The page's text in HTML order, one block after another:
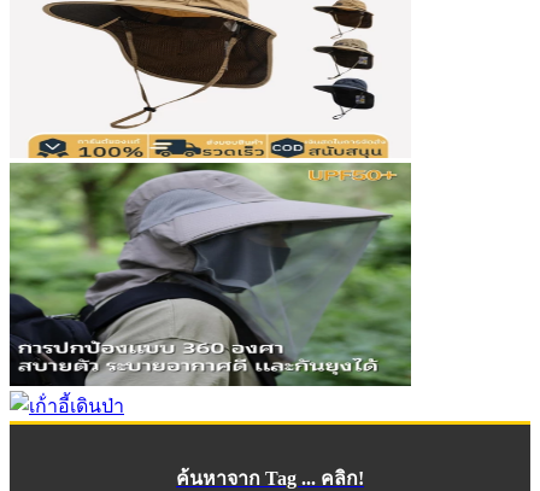
ค้นหาจาก Tag ... คลิก!